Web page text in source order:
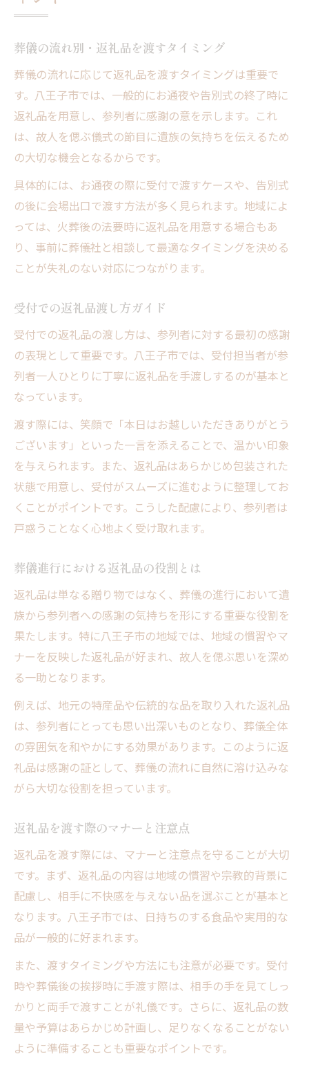
葬儀の流れ別・返礼品を渡すタイミング
葬儀の流れに応じて返礼品を渡すタイミングは重要で
す。八王子市では、一般的にお通夜や告別式の終了時に
返礼品を用意し、参列者に感謝の意を示します。これ
は、故人を偲ぶ儀式の節目に遺族の気持ちを伝えるため
の大切な機会となるからです。
具体的には、お通夜の際に受付で渡すケースや、告別式
の後に会場出口で渡す方法が多く見られます。地域によ
っては、火葬後の法要時に返礼品を用意する場合もあ
り、事前に葬儀社と相談して最適なタイミングを決める
ことが失礼のない対応につながります。
受付での返礼品渡し方ガイド
受付での返礼品の渡し方は、参列者に対する最初の感謝
の表現として重要です。八王子市では、受付担当者が参
列者一人ひとりに丁寧に返礼品を手渡しするのが基本と
なっています。
渡す際には、笑顔で「本日はお越しいただきありがとう
ございます」といった一言を添えることで、温かい印象
を与えられます。また、返礼品はあらかじめ包装された
状態で用意し、受付がスムーズに進むように整理してお
くことがポイントです。こうした配慮により、参列者は
戸惑うことなく心地よく受け取れます。
葬儀進行における返礼品の役割とは
返礼品は単なる贈り物ではなく、葬儀の進行において遺
族から参列者への感謝の気持ちを形にする重要な役割を
果たします。特に八王子市の地域では、地域の慣習やマ
ナーを反映した返礼品が好まれ、故人を偲ぶ思いを深め
る一助となります。
例えば、地元の特産品や伝統的な品を取り入れた返礼品
は、参列者にとっても思い出深いものとなり、葬儀全体
の雰囲気を和やかにする効果があります。このように返
礼品は感謝の証として、葬儀の流れに自然に溶け込みな
がら大切な役割を担っています。
返礼品を渡す際のマナーと注意点
返礼品を渡す際には、マナーと注意点を守ることが大切
です。まず、返礼品の内容は地域の慣習や宗教的背景に
配慮し、相手に不快感を与えない品を選ぶことが基本と
なります。八王子市では、日持ちのする食品や実用的な
品が一般的に好まれます。
また、渡すタイミングや方法にも注意が必要です。受付
時や葬儀後の挨拶時に手渡す際は、相手の手を見てしっ
かりと両手で渡すことが礼儀です。さらに、返礼品の数
量や予算はあらかじめ計画し、足りなくなることがない
ように準備することも重要なポイントです。